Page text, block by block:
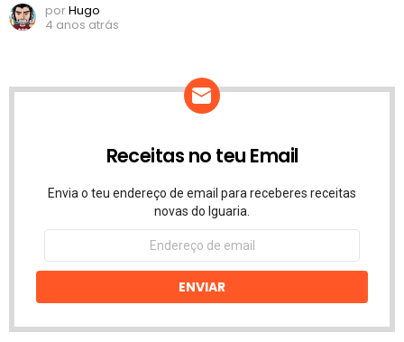
porHugo
4 anos atrás
Receitas no teu Email
Envia o teu endereço de email para receberes receitas
novas do Iguaria.
Endereço
email
ENVIAR